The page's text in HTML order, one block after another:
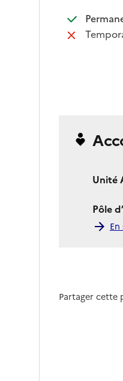
:
Unité
Pôle
Partager cette